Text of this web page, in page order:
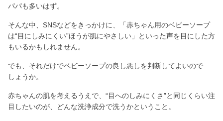
パパも多いはず。
そんな中、SNSなどをきっかけに、「赤ちゃん用のベビーソープ
は“目にしみにくい”ほうが肌にやさしい」といった声を目にした方
もいるかもしれません。
でも、それだけでベビーソープの良し悪しを判断してよいので
しょうか。
赤ちゃんの肌を考えるうえで、“目へのしみにくさ”と同じくらい注
目したいのが、どんな洗浄成分で洗うかということ。